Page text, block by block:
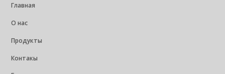
Главная
О нас
Продукты
Контакы